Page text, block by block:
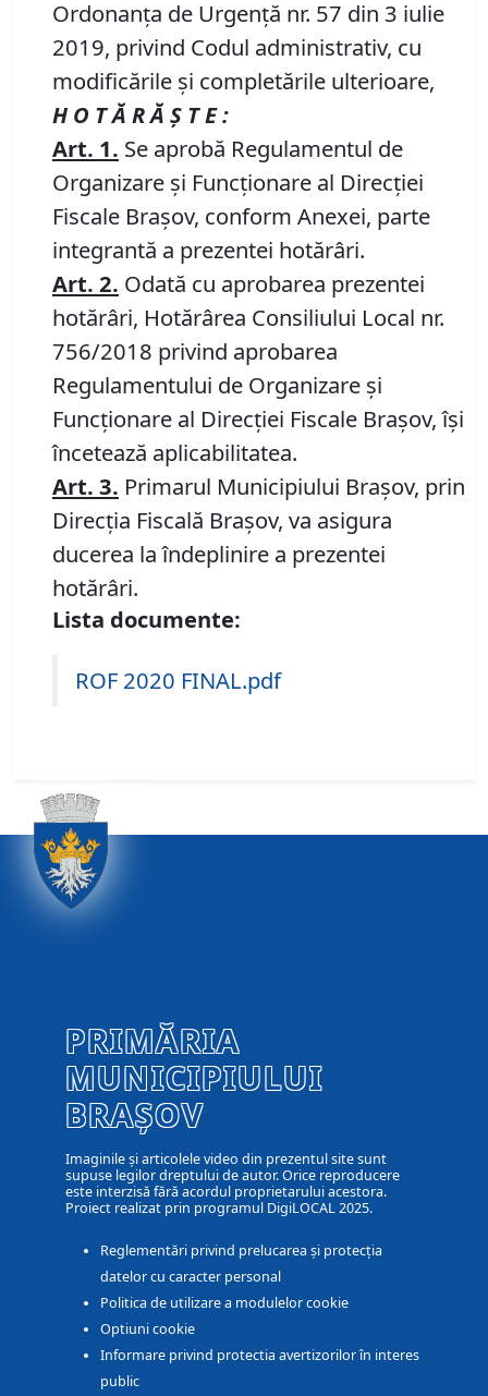
Ordonanța de Urgență nr. 57 din 3 iulie
2019, privind Codul administrativ, cu
modificările și completările ulterioare,
H O T Ă R Ă Ş T E :
Art. 1. Se aprobă Regulamentul de
Organizare și Funcționare al Direcției
Fiscale Brașov, conform Anexei, parte
integrantă a prezentei hotărâri.
Art. 2. Odată cu aprobarea prezentei
hotărâri, Hotărârea Consiliului Local nr.
756/2018 privind aprobarea
Regulamentului de Organizare și
Funcționare al Direcției Fiscale Brașov, își
încetează aplicabilitatea.
Art. 3. Primarul Municipiului Braşov, prin
Direcţia Fiscală Braşov, va asigura
ducerea la îndeplinire a prezentei
hotărâri.
Lista documente:
ROF 2020 FINAL.pdf
PRIMĂRIA
MUNICIPIULUI
BRAȘOV
Imaginile și articolele video din prezentul site sunt
supuse legilor dreptului de autor. Orice reproducere
este interzisă fără acordul proprietarului acestora.
Proiect realizat prin programul DigiLOCAL 2025.
Reglementări privind prelucarea și protecția
datelor cu caracter personal
Politica de utilizare a modulelor cookie
Optiuni cookie
Informare privind protectia avertizorilor în interes
public